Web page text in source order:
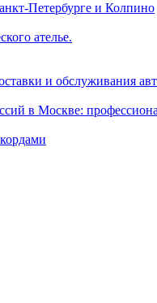
Петербурге и Колпино
ателье.
и обслуживания
в Москве: